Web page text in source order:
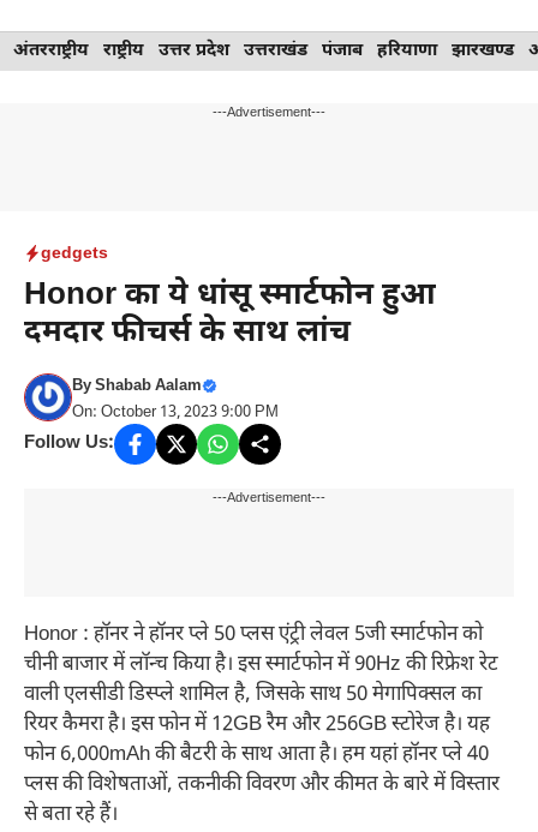
Skip
to
अंतरराष्ट्रीय राष्ट्रीय उत्तर प्रदेश उत्तराखंड पंजाब हरियाणा झारखण्ड
---Advertisement---
gedgets
Honor का ये धांसू स्मार्टफोन हुआ
दमदार फीचर्स के साथ लांच
ByShabab Aalam
On: October 13, 2023 9:00 PM
Follow Us:
---Advertisement---
Honor : हॉनर ने हॉनर प्ले 50 प्लस एंट्री लेवल 5जी स्मार्टफोन को
चीनी बाजार में लॉन्च किया है। इस स्मार्टफोन में 90Hz की रिफ्रेश रेट
वाली एलसीडी डिस्प्ले शामिल है, जिसके साथ 50 मेगापिक्सल का
रियर कैमरा है। इस फोन में 12GB रैम और 256GB स्टोरेज है। यह
फोन 6,000mAh की बैटरी के साथ आता है। हम यहां हॉनर प्ले 40
प्लस की विशेषताओं, तकनीकी विवरण और कीमत के बारे में विस्तार
से बता रहे हैं।